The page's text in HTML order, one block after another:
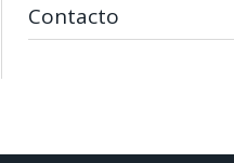
Contacto